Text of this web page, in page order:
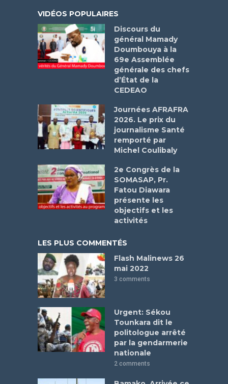
VIDÉOS POPULAIRES
Discours du
général Mamady
Doumbouya à la
69e Assemblée
générale des chefs
d’État de la
CEDEAO
Journées AFRAFRA
2026. Le prix du
journalisme Santé
remporté par
Michel Coulibaly
2e Congrès de la
SOMASAP, Pr.
Fatou Diawara
présente les
objectifs et les
activités
LES PLUS COMMENTÉS
Flash Malinews 26
mai 2022
3 comments
Urgent: Sékou
Tounkara dit le
politologue arrêté
par la gendarmerie
nationale
2 comments